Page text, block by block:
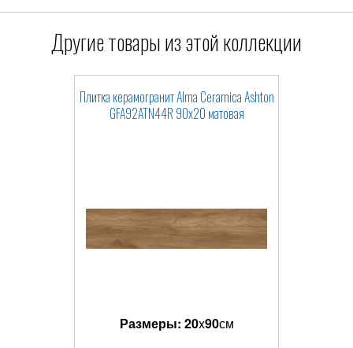
Другие товары из этой коллекции
Плитка керамогранит Alma Ceramica Ashton
GFA92ATN44R 90x20 матовая
Размеры: 20x90см